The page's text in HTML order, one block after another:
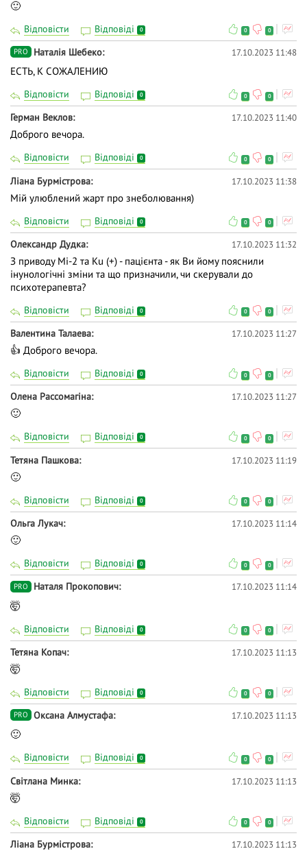
🙂
Відповісти Відповіді 0 0 0
PRO Наталія Шебеко 17.10.2023 11:48
ЕСТЬ, К СОЖАЛЕНИЮ
Відповісти Відповіді 0 0 0
Герман Веклов 17.10.2023 11:40
Доброго вечора.
Відповісти Відповіді 0 0 0
Ліана Бурмістрова 17.10.2023 11:38
Мій улюблений жарт про знеболювання)
Відповісти Відповіді 0 0 0
Олександр Дудка 17.10.2023 11:32
З приводу Mi-2 та Ku (+) - пацієнта - як Ви йому пояснили
інунологічні зміни та що призначили, чи скерували до
психотерапевта?
Відповісти Відповіді 0 0 0
Валентина Талаева 17.10.2023 11:27
👍 Доброго вечора.
Відповісти Відповіді 0 0 0
Олена Рассомагіна 17.10.2023 11:27
🙂
Відповісти Відповіді 0 0 0
Тетяна Пашкова 17.10.2023 11:19
🙂
Відповісти Відповіді 0 0 0
Ольга Лукач 17.10.2023 11:14
🙂
Відповісти Відповіді 0 0 0
PRO Наталя Прокопович 17.10.2023 11:14
🤯
Відповісти Відповіді 0 0 0
Тетяна Копач 17.10.2023 11:13
🤯
Відповісти Відповіді 0 0 0
PRO Оксана Алмустафа 17.10.2023 11:13
🙂
Відповісти Відповіді 0 0 0
Світлана Минка 17.10.2023 11:13
🤯
Відповісти Відповіді 0 0 0
Ліана Бурмістрова 17.10.2023 11:13